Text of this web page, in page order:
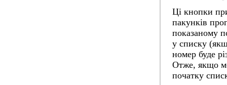
Ці кнопки
пакунків
показаному
у списку
номер буде
Отже, якщо
початку